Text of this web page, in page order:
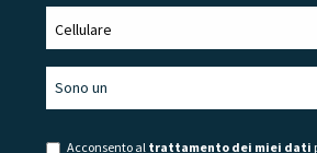
Acconsento al trattamento dei miei dati